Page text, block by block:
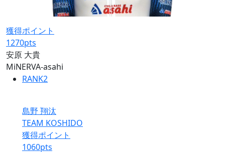
獲得ポイント
1270pts
安原 大貴
MiNERVA-asahi
RANK2
島野 翔汰
TEAM KOSHIDO
獲得ポイント
1060pts